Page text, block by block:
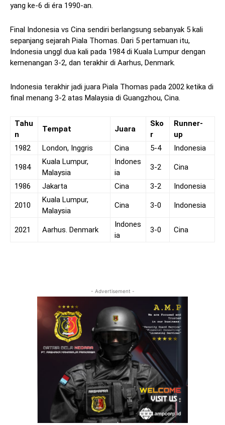
yang ke-6 di éra 1990-an.
Final Indonesia vs Cina sendiri berlangsung sebanyak 5 kali
sepanjang sejarah Piala Thomas. Dari 5 pertamuan itu,
Indonesia unggl dua kali pada 1984 di Kuala Lumpur dengan
kemenangan 3-2, dan terakhir di Aarhus, Denmark.
Indonesia terakhir jadi juara Piala Thomas pada 2002 ketika di
final menang 3-2 atas Malaysia di Guangzhou, Cina.
Tahu
n
Tempat Juara
Sko
r
Runner-
up
1982
London, Inggris Cina 5-4 Indonesia
1984
Kuala Lumpur,
Malaysia
Indones
ia
3-2 Cina
1986 Jakarta Cina 3-2 Indonesia
2010
Kuala Lumpur,
Malaysia
Cina 3-0 Indonesia
2021 Aarhus. Denmark
Indones
ia
3-0 Cina
- Advertisement -